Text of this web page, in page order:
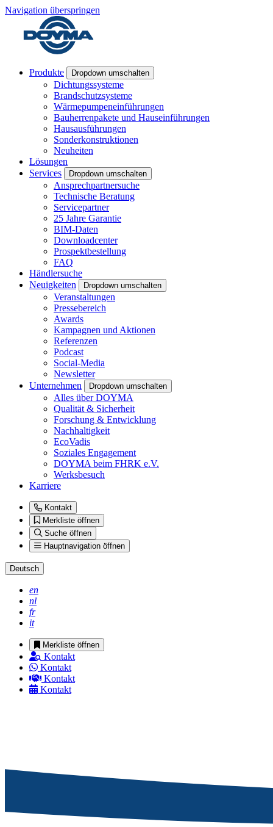
Navigation überspringen
Produkte Dropdown umschalten
Dichtungssysteme
Brandschutzsysteme
Wärmepumpeneinführungen
Bauherrenpakete und Hauseinführungen
Hausausführungen
Sonderkonstruktionen
Neuheiten
Lösungen
Services
Dropdown umschalten
Ansprechpartnersuche
Technische Beratung
Servicepartner
25 Jahre Garantie
BIM-Daten
Downloadcenter
Prospektbestellung
FAQ
Händlersuche
Neuigkeiten
Dropdown umschalten
Veranstaltungen
Pressebereich
Awards
Kampagnen und Aktionen
Referenzen
Podcast
Social-Media
Newsletter
Unternehmen
Dropdown umschalten
Alles über DOYMA
Qualität & Sicherheit
Forschung & Entwicklung
Nachhaltigkeit
EcoVadis
Soziales Engagement
DOYMA beim FHRK e.V.
Werksbesuch
Karriere
Kontakt
Merkliste öffnen
Suche öffnen
Hauptnavigation öffnen
Deutsch
en
nl
fr
it
Merkliste öffnen
Kontakt
Kontakt
Kontakt
Kontakt